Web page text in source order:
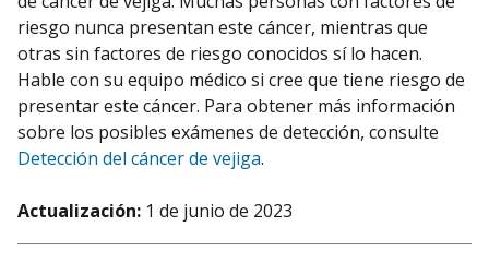
riesgo nunca presentan este cáncer, mientras que
otras sin factores de riesgo conocidos sí lo hacen.
Hable con su equipo médico si cree que tiene riesgo de
presentar este cáncer. Para obtener más información
sobre los posibles exámenes de detección, consulte
Detección del cáncer de vejiga.
Actualización: 1 de junio de 2023